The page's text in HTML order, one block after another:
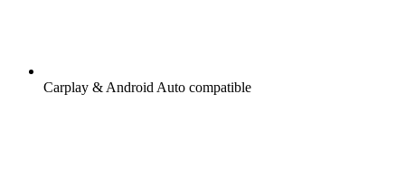
Carplay & Android Auto compatible